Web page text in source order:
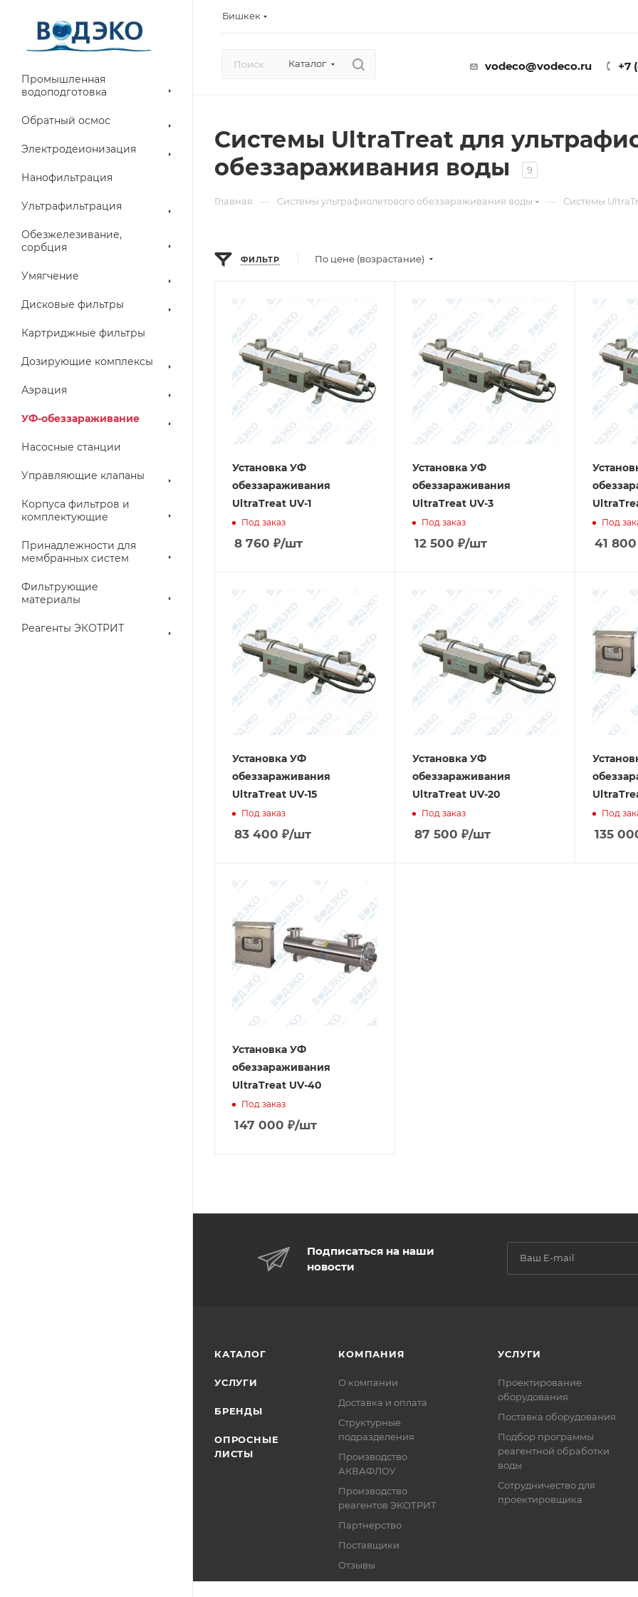
Бишкек
Каталог vodeco@vodeco.ru +7
Промышленная
водоподготовка
Обратный осмос
Электродеионизация
Нанофильтрация
Ультрафильтрация
Обезжелезивание,
сорбция
Умягчение
Дисковые фильтры
Картриджные фильтры
Дозирующие комплексы
Аэрация
УФ-обеззараживание
Насосные станции
Управляющие клапаны
Корпуса фильтров и
комплектующие
Принадлежности для
мембранных систем
Фильтрующие
материалы
Реагенты ЭКОТРИТ
Системы UltraTreat для
обеззараживания воды
9
Главная — Системы ультрафиолетового обеззараживания воды — Системы
ФИЛЬТР По цене (возрастание)
Установка УФ
обеззараживания
UltraTreat UV-1
Под заказ
8 760 ₽/шт
Установка УФ
обеззараживания
UltraTreat UV-3
Под заказ
12 500 ₽/шт
Под
41 800
Установка УФ
обеззараживания
UltraTreat UV-15
Под заказ
83 400 ₽/шт
Установка УФ
обеззараживания
UltraTreat UV-20
Под заказ
87 500 ₽/шт
Под
135
Установка УФ
обеззараживания
UltraTreat UV-40
Под заказ
147 000 ₽/шт
Подписаться на наши
новости
КАТАЛОГ
УСЛУГИ
БРЕНДЫ
ОПРОСНЫЕ
ЛИСТЫ
КОМПАНИЯ
О компании
Доставка и оплата
Структурные
подразделения
Производство
АКВАФЛОУ
Производство
реагентов ЭКОТРИТ
Партнерство
Поставщики
Отзывы
Реквизиты
УСЛУГИ
Проектирование
оборудования
Поставка оборудования
Подбор программы
реагентной обработки
воды
Сотрудничество для
проектировщика